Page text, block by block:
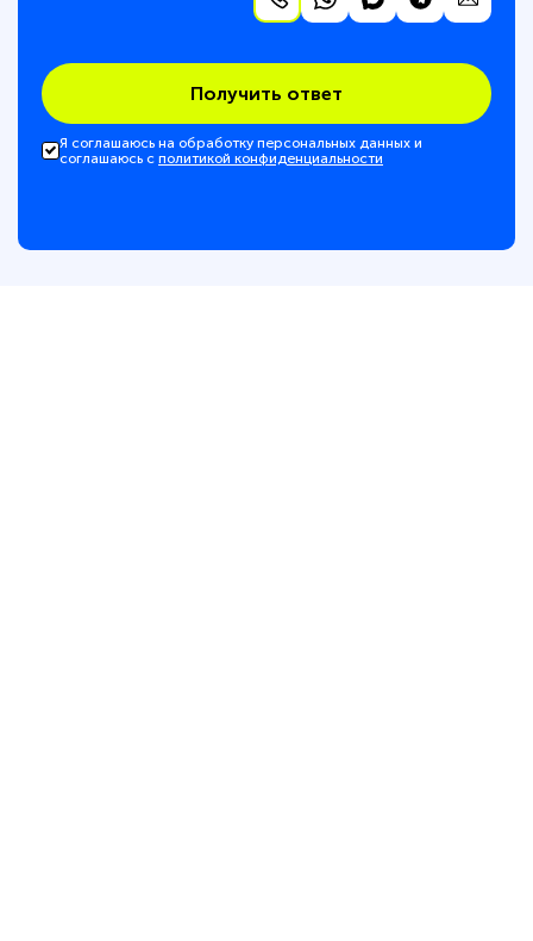
Получить ответ
Я соглашаюсь на обработку персональных данных и
соглашаюсь с политикой конфиденциальности